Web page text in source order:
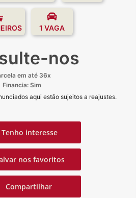
1 VAGA
nos
em até 36x
Financia: Sim
aqui estão sujeitos a reajustes.
Tenho interesse
nos favoritos
Compartilhar